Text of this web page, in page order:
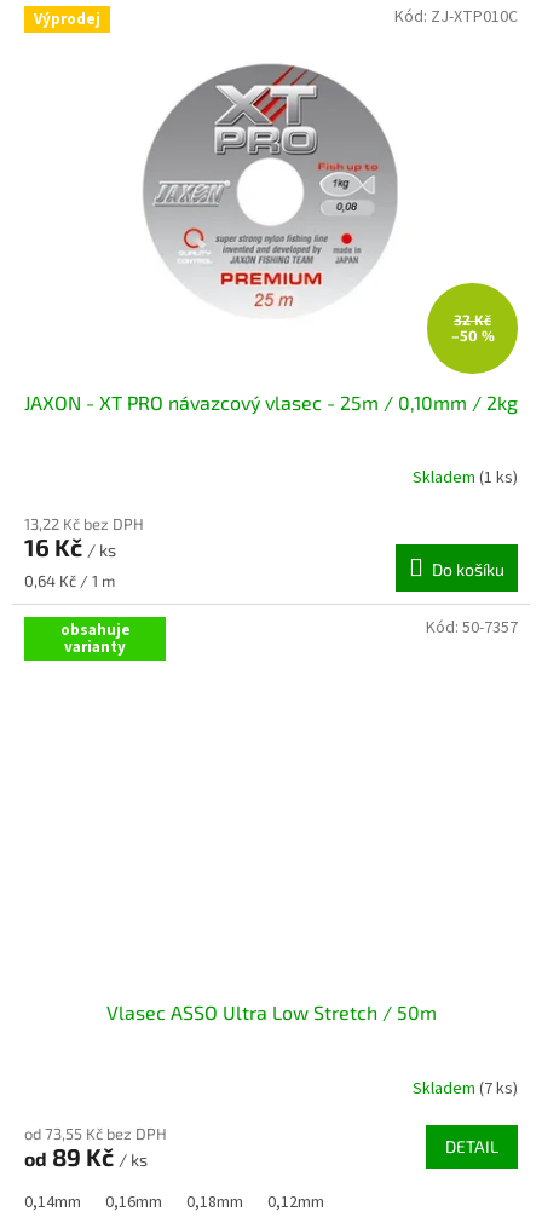
Výprodej
32 Kč
–50 %
JAXON - XT PRO návazcový vlasec - 25m / 0,10mm / 2kg
Skladem (1 ks)
13,22 Kč bez DPH
16 Kč / ks
Měrná
cena:
0,64 Kč / 1 m
Do košíku
Kód: ZJ-XTP010C
obsahuje
varianty
Vlasec ASSO Ultra Low Stretch / 50m
Skladem (7 ks)
od 73,55 Kč bez DPH
od 89 Kč / ks
DETAIL
0,14mm 0,16mm 0,18mm 0,12mm
Kód: 50-7357